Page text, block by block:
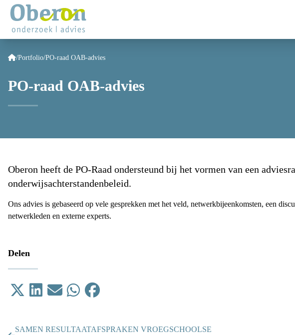
/Portfolio/PO-raad OAB-advies
PO-raad OAB-advies
Oberon heeft de PO-Raad ondersteund bij het vormen van een
onderwijsachterstandenbeleid.
Ons advies is gebaseerd op vele gesprekken met het veld, netwerkbijeenkomsten, een
netwerkleden en externe experts.
Delen
TweetDelen op LinkedIn
EmailDelen op WhatsApp
SAMEN RESULTAATAFSPRAKEN VROEGSCHOOLSE